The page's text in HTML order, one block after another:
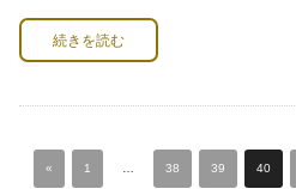
続きを読む
« 1 38 39 40